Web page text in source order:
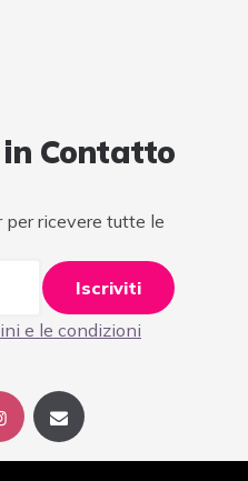
Contatto
ricevere tutte le
e le condizioni